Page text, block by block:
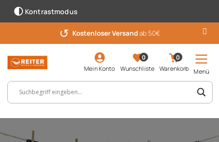
Kontrastmodus
7 Wochen Rückgabefür Vorteilskunden
↺ Kostenloser Versandab 50€
Mein Konto
0
Wunschliste
0
Warenkorb
Menü
Suchbegriff, Artikelnummer ...